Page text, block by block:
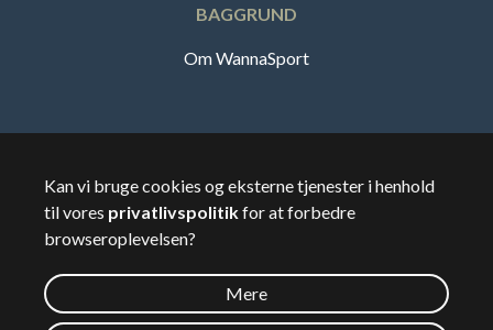
BAGGRUND
Om WannaSport
🇸🇪Sverige
©2026Wannasport.dk
Kan vi bruge cookies og eksterne tjenester i henhold
til vores privatlivspolitikfor at forbedre
browseroplevelsen?
Mere